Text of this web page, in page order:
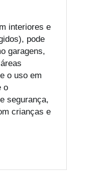
interiores e
pode
garagens,
o uso em
o
segurança,
crianças e